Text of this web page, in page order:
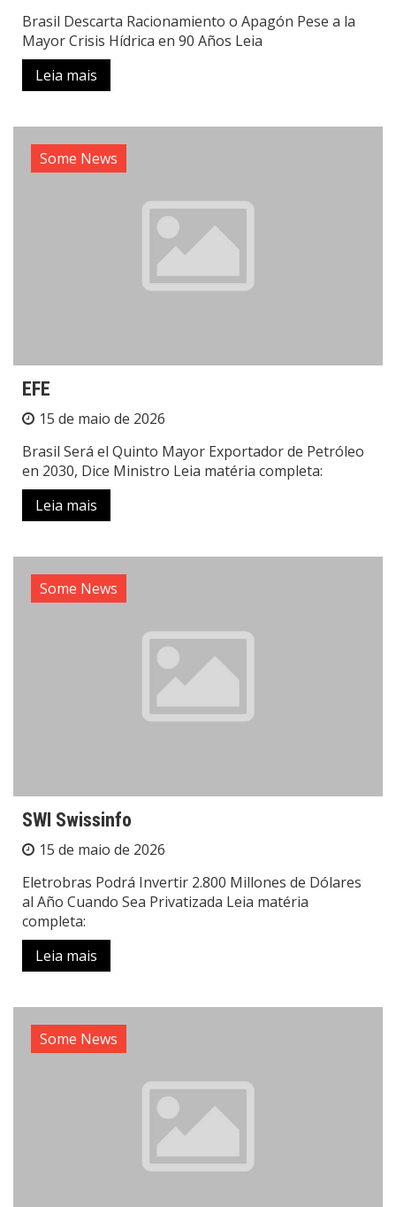
Brasil Descarta Racionamiento o Apagón Pese a la
Mayor Crisis Hídrica en 90 Años Leia
Leia mais
Some News
EFE
15 de maio de 2026
Brasil Será el Quinto Mayor Exportador de Petróleo
en 2030, Dice Ministro Leia matéria completa:
Leia mais
Some News
SWI Swissinfo
15 de maio de 2026
Eletrobras Podrá Invertir 2.800 Millones de Dólares
al Año Cuando Sea Privatizada Leia matéria
completa:
Leia mais
Some News